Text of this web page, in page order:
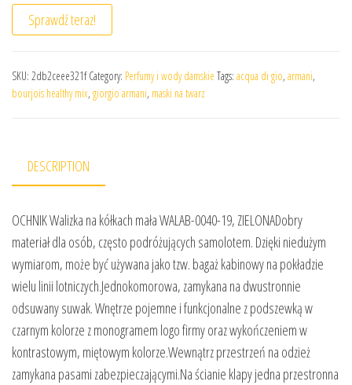
Sprawdź teraz!
SKU: 2db2ceee321f Category: Perfumy i wody damskie Tags: acqua di gio, armani,
bourjois healthy mix, giorgio armani, maski na twarz
DESCRIPTION
OCHNIK Walizka na kółkach mała WALAB-0040-19, ZIELONADobry
materiał dla osób, często podróżujących samolotem. Dzięki niedużym
wymiarom, może być używana jako tzw. bagaż kabinowy na pokładzie
wielu linii lotniczych.Jednokomorowa, zamykana na dwustronnie
odsuwany suwak. Wnętrze pojemne i funkcjonalne z podszewką w
czarnym kolorze z monogramem logo firmy oraz wykończeniem w
kontrastowym, miętowym kolorze.Wewnątrz przestrzeń na odzież
zamykana pasami zabezpieczającymi.Na ścianie klapy jedna przestronna